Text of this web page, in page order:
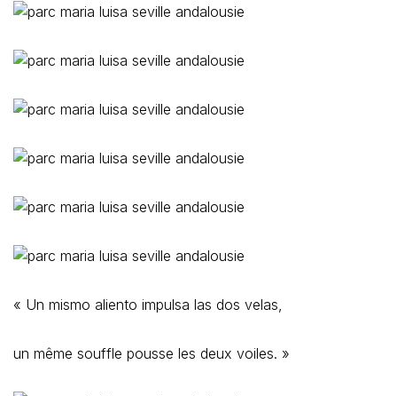
« Un mismo aliento impulsa las dos velas,
un même souffle pousse les deux voiles. »